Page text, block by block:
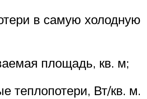
в самую холодную
площадь, кв. м;
теплопотери, Вт/кв. м.